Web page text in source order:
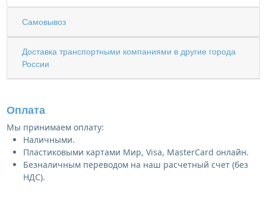
Самовывоз
Доставка транспортными компаниями в другие города
России
Оплата
Мы принимаем оплату:
Наличными.
Пластиковыми картами Мир, Visa, MasterCard онлайн.
Безналичным переводом на наш расчетный счет (без
НДС).